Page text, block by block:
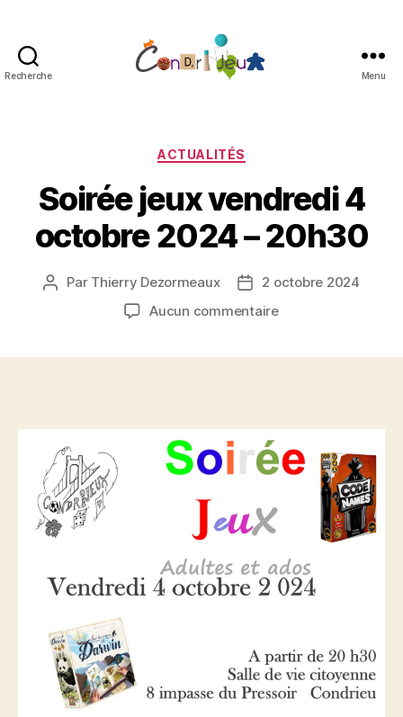
Recherche Menu
Catégories
ACTUALITÉS
Soirée jeux vendredi 4
octobre 2024 – 20h30
Auteur
Par Thierry Dezormeaux
Date
de
2 octobre 2024
Aucun commentairesur
2024
20h30